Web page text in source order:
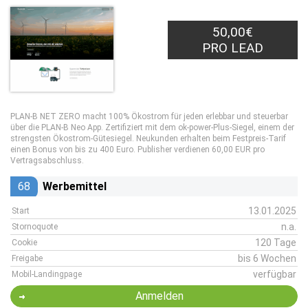
50,00€
PRO LEAD
PLAN-B NET ZERO macht 100% Ökostrom für jeden erlebbar und steuerbar
über die PLAN-B Neo App. Zertifiziert mit dem ok-power-Plus-Siegel, einem der
strengsten Ökostrom-Gütesiegel. Neukunden erhalten beim Festpreis-Tarif
einen Bonus von bis zu 400 Euro. Publisher verdienen 60,00 EUR pro
Vertragsabschluss.
68 Werbemittel
Start 13.01.2025
Stornoquote n.a.
Cookie 120 Tage
Freigabe bis 6 Wochen
Mobil-Landingpage verfügbar
Anmelden